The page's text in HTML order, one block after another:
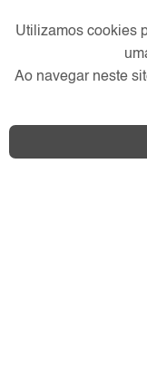
Utilizamos cookies
Ao navegar neste